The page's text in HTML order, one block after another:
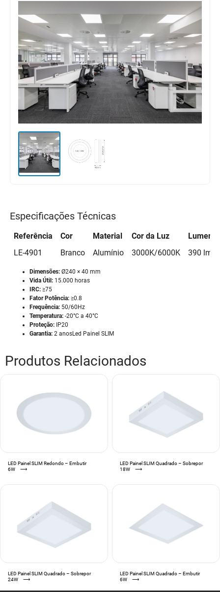
Especificações Técnicas
Referência Cor Material Cor da Luz
Lumens
LE-4901
Branco Alumínio 3000K/6000K 390 lm/
Dimensões: Ø240 × 40 mm
Vida Útil: 15.000 horas
IRC: ≥75
Fator Potência: ≥0.8
Frequência: 50/60Hz
Temperatura: -20°C a 40°C
Proteção: IP20
Garantia: 2 anosLed Painel SLIM
Produtos Relacionados
LED Painel SLIM Redondo – Embutir
6W
⟶
LED Painel SLIM Quadrado – Sobrepor
18W
⟶
LED Painel SLIM Quadrado – Sobrepor
24W
⟶
LED Painel SLIM Quadrado – Embutir
6W
⟶